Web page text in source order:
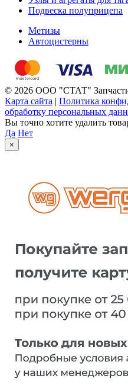
Подвеска полуприцепа
Метизы
Автоцистерны
© 2026 ООО "СТАТ"
Карта сайта | Политика
обработку персональных
Вы точно хотите удалить
Да Нет
×